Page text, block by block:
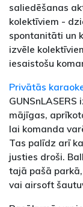
saliedēšanas
kolektīviem -
spontanitāti un
izvēle
iesaistošu
Privātās
mājīgas,
lai komanda
Tas palīdz arī
justies droši.
tajā pašā
vai airsoft